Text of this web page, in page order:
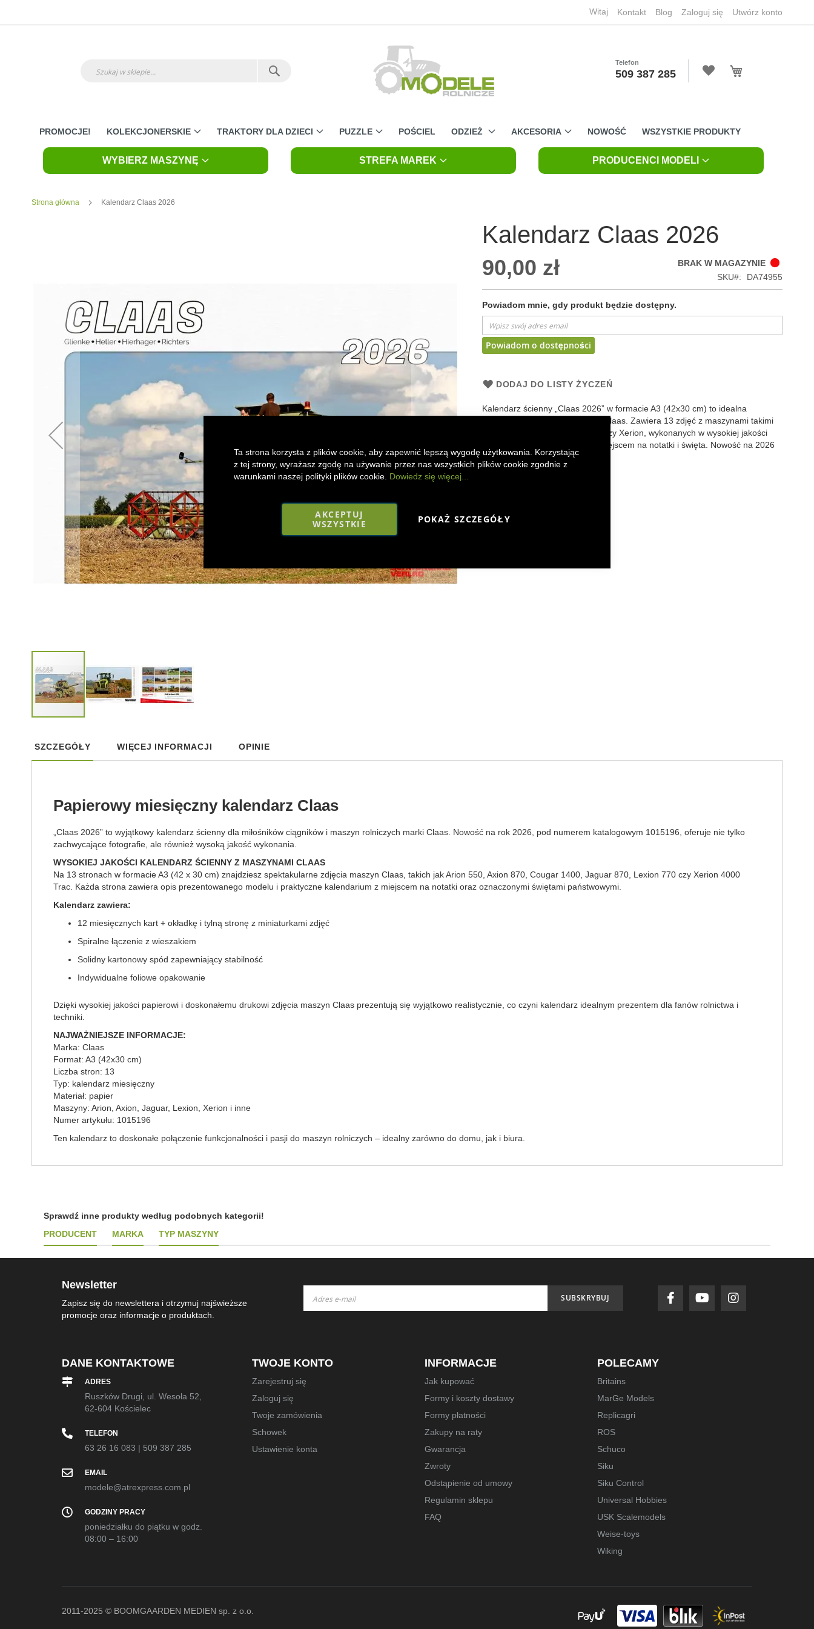
Ta strona korzysta z plików cookie, aby zapewnić lepszą wygodę użytkowania. Korzystając
z tej strony, wyrażasz zgodę na używanie przez nas wszystkich plików cookie zgodnie z
warunkami naszej polityki plików cookie. Dowiedz się więcej...
AKCEPTUJ
WSZYSTKIE
POKAŻ SZCZEGÓŁY
Witaj Kontakt Blog Zaloguj się Utwórz konto
Telefon
509 387 285
PROMOCJE! KOLEKCJONERSKIE TRAKTORY DLA DZIECI PUZZLE POŚCIEL ODZIEŻ AKCESORIA NOWOŚĆ WSZYSTKIE PRODUKTY
WYBIERZ MASZYNĘ STREFA MAREK PRODUCENCI MODELI
Strona główna Kalendarz Claas 2026
the
beginning
gallery
Kalendarz Claas 2026
90,00 zł
BRAK W MAGAZYNIE
SKU
DA74955
Powiadom mnie, gdy produkt będzie dostępny.
Powiadom o dostępności
DODAJ DO LISTY ŻYCZEŃ
Kalendarz ścienny „Claas 2026” w formacie A3 (42x30 cm) to idealna
propozycja dla fanów traktorów Claas. Zawiera 13 zdjęć z maszynami takimi
jak Arion, Axion, Jaguar, Lexion czy Xerion, wykonanych w wysokiej jakości
druku. Zawiera kalendarium z miejscem na notatki i święta. Nowość na 2026
rok.
SZCZEGÓŁY
Papierowy miesięczny kalendarz Claas
„Claas 2026” to wyjątkowy kalendarz ścienny dla miłośników ciągników i maszyn rolniczych marki Claas. Nowość na rok 2026, pod numerem katalogowym 1015196, oferuje nie tylko
zachwycające fotografie, ale również wysoką jakość wykonania.
WYSOKIEJ JAKOŚCI KALENDARZ ŚCIENNY Z MASZYNAMI CLAAS
Na 13 stronach w formacie A3 (42 x 30 cm) znajdziesz spektakularne zdjęcia maszyn Claas, takich jak Arion 550, Axion 870, Cougar 1400, Jaguar 870, Lexion 770 czy Xerion 4000
Trac. Każda strona zawiera opis prezentowanego modelu i praktyczne kalendarium z miejscem na notatki oraz oznaczonymi świętami państwowymi.
Kalendarz zawiera:
12 miesięcznych kart + okładkę i tylną stronę z miniaturkami zdjęć
Spiralne łączenie z wieszakiem
Solidny kartonowy spód zapewniający stabilność
Indywidualne foliowe opakowanie
Dzięki wysokiej jakości papierowi i doskonałemu drukowi zdjęcia maszyn Claas prezentują się wyjątkowo realistycznie, co czyni kalendarz idealnym prezentem dla fanów rolnictwa i
techniki.
NAJWAŻNIEJSZE INFORMACJE:
Marka: Claas
Format: A3 (42x30 cm)
Liczba stron: 13
Typ: kalendarz miesięczny
Materiał: papier
Maszyny: Arion, Axion, Jaguar, Lexion, Xerion i inne
Numer artykułu: 1015196
Ten kalendarz to doskonałe połączenie funkcjonalności i pasji do maszyn rolniczych – idealny zarówno do domu, jak i biura.
WIĘCEJ INFORMACJI OPINIE
Sprawdź inne produkty według podobnych kategorii!
PRODUCENT
MARKA TYP MASZYNY
Newsletter
Zapisz się do newslettera i otrzymuj najświeższe
promocje oraz informacje o produktach.
nasz
SUBSKRYBUJ
DANE KONTAKTOWE
ADRES
Ruszków Drugi, ul. Wesoła 52,
62-604 Kościelec
TELEFON
63 26 16 083 | 509 387 285
EMAIL
modele@atrexpress.com.pl
GODZINY PRACY
poniedziałku do piątku w godz.
08:00 – 16:00
TWOJE KONTO
Zarejestruj się
Zaloguj się
Twoje zamówienia
Schowek
Ustawienie konta
INFORMACJE
Jak kupować
Formy i koszty dostawy
Formy płatności
Zakupy na raty
Gwarancja
Zwroty
Odstąpienie od umowy
Regulamin sklepu
FAQ
POLECAMY
Britains
MarGe Models
Replicagri
ROS
Schuco
Siku
Siku Control
Universal Hobbies
USK Scalemodels
Weise-toys
Wiking
2011-2025 © BOOMGAARDEN MEDIEN sp. z o.o.